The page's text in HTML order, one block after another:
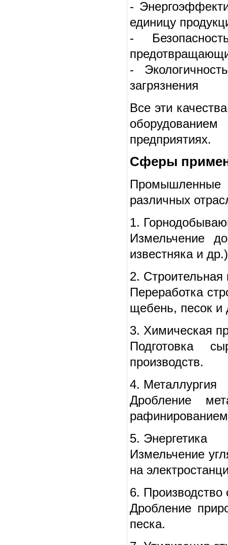
-
единицу
-
-
загрязнения
Все эти
предприятиях.
Сферы
Промышленные
различных
1.
Измельчение
известняка и
2. Строительная
Переработка
щебень, песок и
3. Химическая
Подготовка
производств.
4. Металлургия
Дробление
5. Энергетика
Измельчение
на
6. Производство
Дробление
песка.